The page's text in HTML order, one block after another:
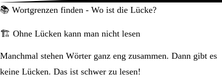
📚 Wortgrenzen finden - Wo ist die Lücke?
🏗️ Ohne Lücken kann man nicht lesen
Manchmal stehen Wörter ganz eng zusammen. Dann gibt es
keine Lücken. Das ist schwer zu lesen!